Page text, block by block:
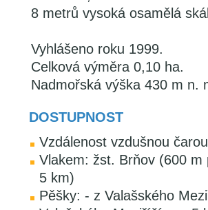
8 metrů vysoká osamělá
Vyhlášeno roku 1999.
Celková výměra 0,10 ha.
Nadmořská výška 430 m n.
DOSTUPNOST
Vzdálenost vzdušnou
Vlakem: žst. Brňov (600
5 km)
Pěšky: - z Valašského